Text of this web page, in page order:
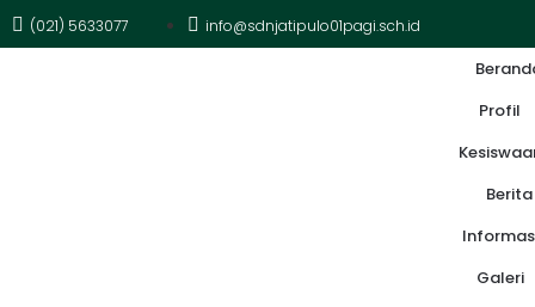
(021) 5633077 info@sdnjatipulo01pagi.sch.id
Profil
Berita
Galeri